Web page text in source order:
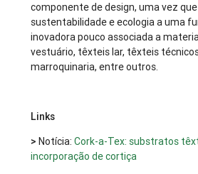
componente de design, uma vez
sustentabilidade e ecologia a uma
inovadora pouco associada a
vestuário, têxteis lar, têxteis
marroquinaria, entre outros.
Links
> Notícia:Cork-a-Tex: substratos
incorporação de cortiça